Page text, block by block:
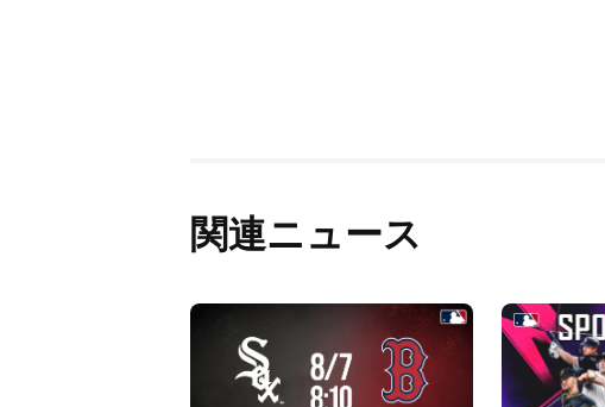
関連ニュース